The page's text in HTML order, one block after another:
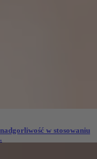
w stosowaniu